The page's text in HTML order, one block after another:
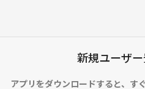
新規ユーザ
アプリをダウンロードすると、 す